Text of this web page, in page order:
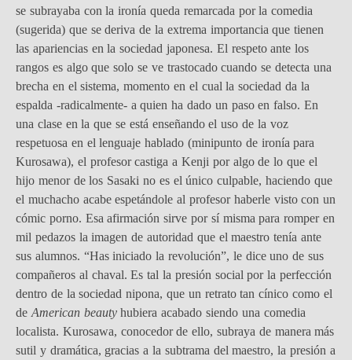
se subrayaba con la ironía queda remarcada por la comedia
(sugerida) que se deriva de la extrema importancia que tienen
las apariencias en la sociedad japonesa. El respeto ante los
rangos es algo que solo se ve trastocado cuando se detecta una
brecha en el sistema, momento en el cual la sociedad da la
espalda -radicalmente- a quien ha dado un paso en falso. En
una clase en la que se está enseñando el uso de la voz
respetuosa en el lenguaje hablado (minipunto de ironía para
Kurosawa), el profesor castiga a Kenji por algo de lo que el
hijo menor de los Sasaki no es el único culpable, haciendo que
el muchacho acabe espetándole al profesor haberle visto con un
cómic porno. Esa afirmación sirve por sí misma para romper en
mil pedazos la imagen de autoridad que el maestro tenía ante
sus alumnos. “Has iniciado la revolución”, le dice uno de sus
compañeros al chaval. Es tal la presión social por la perfección
dentro de la sociedad nipona, que un retrato tan cínico como el
de American beautyhubiera acabado siendo una comedia
localista. Kurosawa, conocedor de ello, subraya de manera más
sutil y dramática, gracias a la subtrama del maestro, la presión a